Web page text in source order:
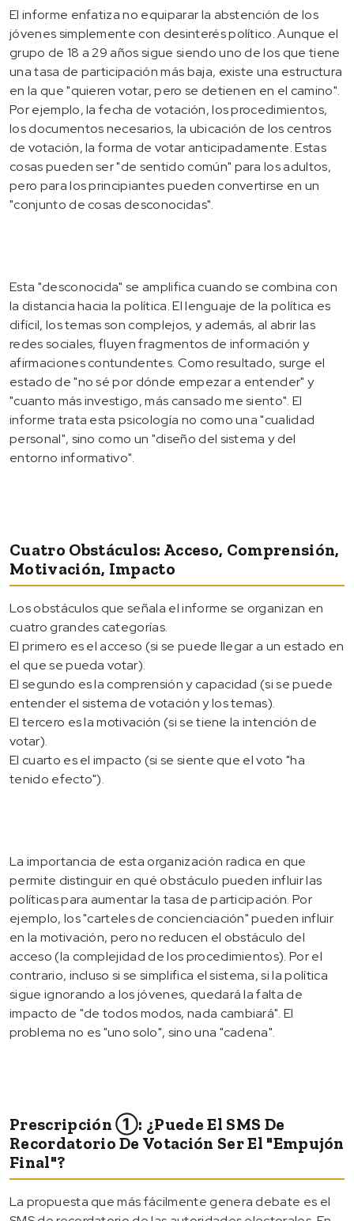
El informe enfatiza no equiparar la abstención de los
jóvenes simplemente con desinterés político. Aunque el
grupo de 18 a 29 años sigue siendo uno de los que tiene
una tasa de participación más baja, existe una estructura
en la que "quieren votar, pero se detienen en el camino".
Por ejemplo, la fecha de votación, los procedimientos,
los documentos necesarios, la ubicación de los centros
de votación, la forma de votar anticipadamente. Estas
cosas pueden ser "de sentido común" para los adultos,
pero para los principiantes pueden convertirse en un
"conjunto de cosas desconocidas".
Esta "desconocida" se amplifica cuando se combina con
la distancia hacia la política. El lenguaje de la política es
difícil, los temas son complejos, y además, al abrir las
redes sociales, fluyen fragmentos de información y
afirmaciones contundentes. Como resultado, surge el
estado de "no sé por dónde empezar a entender" y
"cuanto más investigo, más cansado me siento". El
informe trata esta psicología no como una "cualidad
personal", sino como un "diseño del sistema y del
entorno informativo".
Cuatro Obstáculos: Acceso, Comprensión,
Motivación, Impacto
Los obstáculos que señala el informe se organizan en
cuatro grandes categorías.
El primero es el acceso (si se puede llegar a un estado en
el que se pueda votar).
El segundo es la comprensión y capacidad (si se puede
entender el sistema de votación y los temas).
El tercero es la motivación (si se tiene la intención de
votar).
El cuarto es el impacto (si se siente que el voto "ha
tenido efecto").
La importancia de esta organización radica en que
permite distinguir en qué obstáculo pueden influir las
políticas para aumentar la tasa de participación. Por
ejemplo, los "carteles de concienciación" pueden influir
en la motivación, pero no reducen el obstáculo del
acceso (la complejidad de los procedimientos). Por el
contrario, incluso si se simplifica el sistema, si la política
sigue ignorando a los jóvenes, quedará la falta de
impacto de "de todos modos, nada cambiará". El
problema no es "uno solo", sino una "cadena".
Prescripción ①: ¿Puede El SMS De
Recordatorio De Votación Ser El "empujón
Final"?
La propuesta que más fácilmente genera debate es el